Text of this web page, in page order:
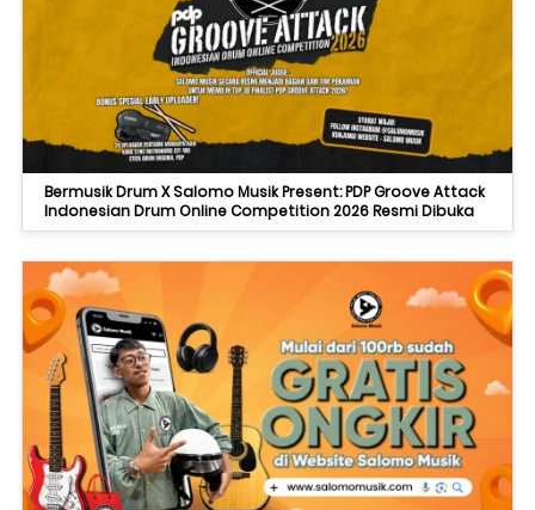
Bermusik Drum X Salomo Musik Present: PDP Groove Attack
Indonesian Drum Online Competition 2026 Resmi Dibuka